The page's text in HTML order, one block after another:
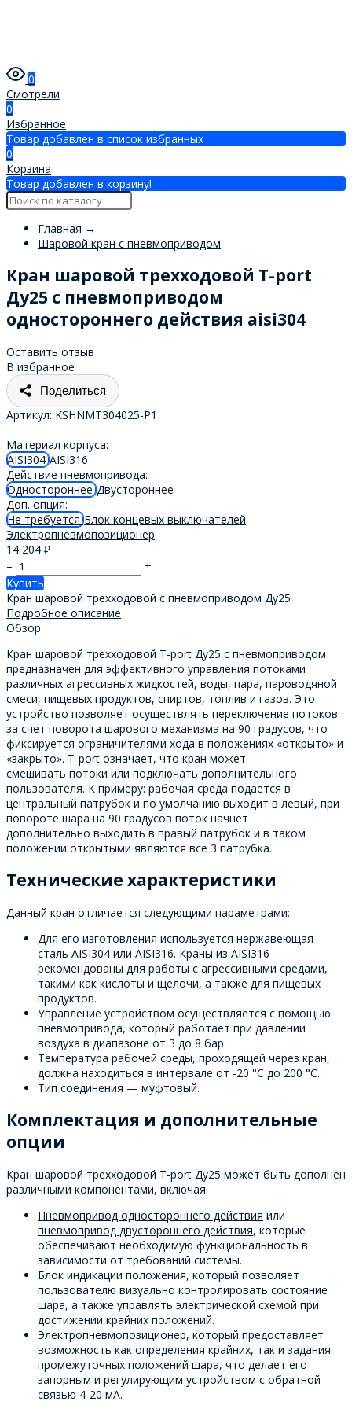
0
Смотрели
0
Избранное
Товар добавлен в список избранных
0
Корзина
Товар добавлен в корзину!
Главная →
Шаровой кран с пневмоприводом
Кран шаровой трехходовой T-port
Ду25 с пневмоприводом
одностороннего действия aisi304
Оставить отзыв
В избранное
Поделиться
Артикул: KSHNMT304025-P1
Материал корпуса:
AISI304AISI316
Действие пневмопривода:
ОдностороннееДвустороннее
Доп. опция:
Не требуетсяБлок концевых выключателей
Электропневмопозиционер
14 204 ₽
–
+
Купить
Кран шаровой трехходовой с пневмоприводом Ду25
Подробное описание
Обзор
Кран шаровой трехходовой T-port Ду25 с пневмоприводом
предназначен для эффективного управления потоками
различных агрессивных жидкостей, воды, пара, пароводяной
смеси, пищевых продуктов, спиртов, топлив и газов. Это
устройство позволяет осуществлять переключение потоков
за счет поворота шарового механизма на 90 градусов, что
фиксируется ограничителями хода в положениях «открыто» и
«закрыто». T-port означает, что кран может
смешивать потоки или подключать дополнительного
пользователя. К примеру: рабочая среда подается в
центральный патрубок и по умолчанию выходит в левый, при
повороте шара на 90 градусов поток начнет
дополнительно выходить в правый патрубок и в таком
положении открытыми являются все 3 патрубка.
Технические характеристики
Данный кран отличается следующими параметрами:
Для его изготовления используется нержавеющая
сталь AISI304 или AISI316. Краны из AISI316
рекомендованы для работы с агрессивными средами,
такими как кислоты и щелочи, а также для пищевых
продуктов.
Управление устройством осуществляется с помощью
пневмопривода, который работает при давлении
воздуха в диапазоне от 3 до 8 бар.
Температура рабочей среды, проходящей через кран,
должна находиться в интервале от -20 °C до 200 °C.
Тип соединения — муфтовый.
Комплектация и дополнительные
опции
Кран шаровой трехходовой T-port Ду25 может быть дополнен
различными компонентами, включая:
Пневмопривод одностороннего действия или
пневмопривод двустороннего действия, которые
обеспечивают необходимую функциональность в
зависимости от требований системы.
Блок индикации положения, который позволяет
пользователю визуально контролировать состояние
шара, а также управлять электрической схемой при
достижении крайних положений.
Электропневмопозиционер, который предоставляет
возможность как определения крайних, так и задания
промежуточных положений шара, что делает его
запорным и регулирующим устройством с обратной
связью 4-20 мА.